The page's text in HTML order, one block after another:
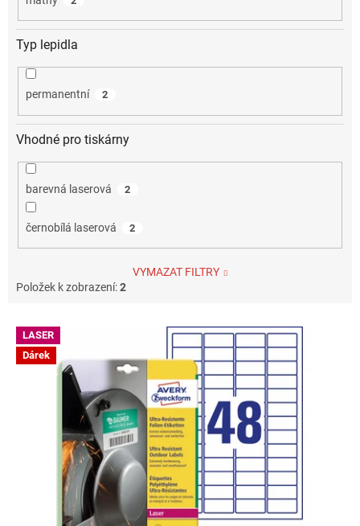
Typ lepidla
permanentní 2
Vhodné pro tiskárny
barevná laserová 2
černobílá laserová 2
VYMAZAT FILTRY
Položek k zobrazení:2
V LASER
Dárek